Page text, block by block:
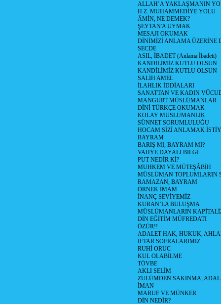
ALLAH’A YAKLAŞMANIN
H.Z. MUHAMMEDİYE YOLU
ÂMİN, NE DEMEK?
ŞEYTAN'A UYMAK
MESAJI OKUMAK
DİNİMİZİ ANLAMA ÜZERİNE
SECDE
ASIL, İBADET (Anlama İbadeti)
KANDİLİMİZ KUTLU OLSUN
KANDİLİMİZ KUTLU OLSUN
SALİH AMEL
İLAHLIK İDDİALARI
SANATTAN VE KADIN
MANGURT MÜSLÜMANLAR
DİNİ TÜRKÇE OKUMAK
KOLAY MÜSLÜMANLIK
SÜNNET SORUMLULUĞU
HOCAM SİZİ ANLAMAK
BAYRAM
BARIŞ MI, BAYRAM MI?
VAHYE DAYALI BİLGİ
PUT NEDİR Kİ?
MUHKEM VE MÜTEŞÂBİH
MÜSLÜMAN TOPLUMLARIN
RAMAZAN, BAYRAM
ÖRNEK İMAM
İNANÇ SEVİYEMİZ
KURAN’LA BULUŞMA
MÜSLÜMANLARIN
DİN EĞİTİM MÜFREDATI
ÖZÜR!!
ADALET HAK, HUKUK,
İFTAR SOFRALARIMIZ
RUHİ ORUC
KUL OLABİLME
TÖVBE
AKLI SELİM
ZULÜMDEN SAKINMA,
İMAN
MARUF VE MÜNKER
DİN NEDİR?